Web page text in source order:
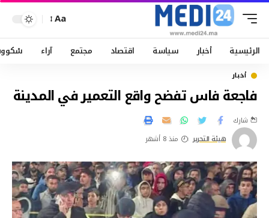
Aa
الرئيسية أخبار سياسة اقتصاد مجتمع آراء
أخبار
فاجعة فاس تفضح واقع التعمير في المدينة
هيئة التحرير منذ 8 أشهر
شارك